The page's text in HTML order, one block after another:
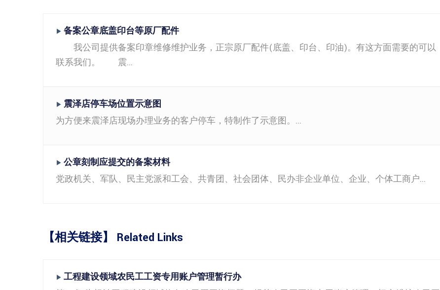
▶ 备案公章底盖印台等原厂配件
我公司提供备案印章维修维护业务，正宗原厂配件(底盖、印台、印油)。有这方面需要的可以
联系我们。 震...
▶ 震泽店停车场位置示意图
为方便来震泽店现场办理业务的客户停车，特制作了示意图。...
▶ 公章刻制应提交的备案材料
党政机关、军队、民主党派和工会、共青团、社会团体、民办非企业单位、企业、个体工商户...
【相关链接】 Related Links
▶ 工程建设领域农民工工资专用账户管理暂行办